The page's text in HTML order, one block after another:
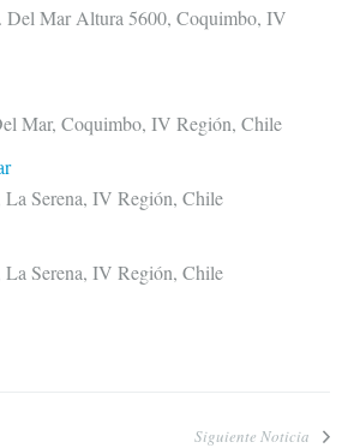
Del Mar Altura 5600, Coquimbo, IV
Mar, Coquimbo, IV Región, Chile
La Serena, IV Región, Chile
La Serena, IV Región, Chile
Siguiente Noticia